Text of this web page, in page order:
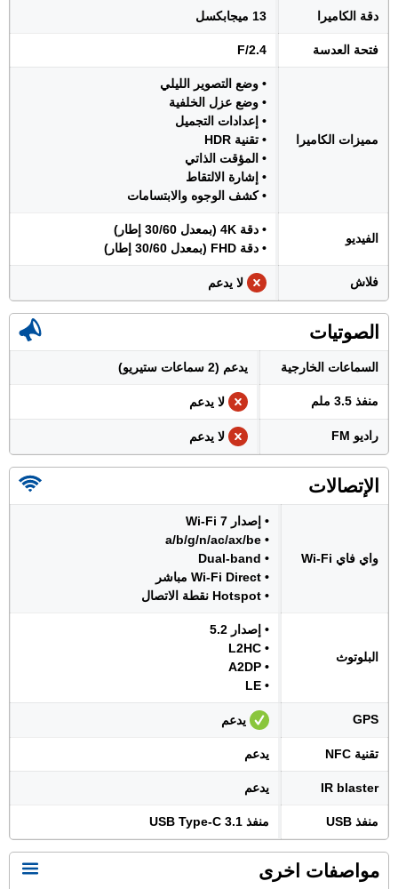
دقة الكاميرا 13 ميجابكسل
فتحة العدسة F/2.4
مميزات الكاميرا
• وضع التصوير الليلي
• وضع عزل الخلفية
• إعدادات التجميل
• تقنية HDR
• المؤقت الذاتي
• إشارة الالتقاط
• كشف الوجوه والابتسامات
الفيديو
• دقة 4K (بمعدل 30/60 إطار)
• دقة FHD (بمعدل 30/60 إطار)
فلاش لا يدعم
الصوتيات
السماعات الخارجية يدعم (2 سماعات ستيريو)
منفذ 3.5 ملم لا يدعم
راديو FM لا يدعم
الإتصالات
واي فاي Wi-Fi
• إصدار Wi-Fi 7
• a/b/g/n/ac/ax/be
• Dual-band
• Wi-Fi Direct مباشر
• Hotspot نقطة الاتصال
البلوتوث
• إصدار 5.2
• L2HC
• A2DP
• LE
GPS يدعم
تقنية NFC يدعم
IR blaster يدعم
منفذ USB منفذ USB Type-C 3.1
مواصفات اخرى